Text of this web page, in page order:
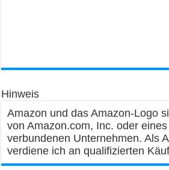
Hinweis
Amazon und das Amazon-Logo
von Amazon.com, Inc. oder
verbundenen Unternehmen. Als
verdiene ich an qualifizierten